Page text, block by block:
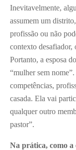
Inevitavelmente,
assumem um
profissão ou não
contexto desafiador,
Portanto, a esposa
“mulher sem
competências,
casada. Ela vai
qualquer outro
pastor”.
Na prática, como a